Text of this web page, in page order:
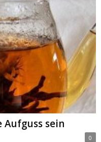
Aufguss sein
0